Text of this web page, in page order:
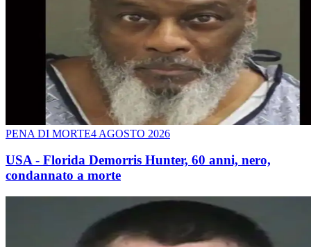
PENA DI MORTE4 AGOSTO 2026
USA - Florida Demorris Hunter, 60 anni, nero,
condannato a morte